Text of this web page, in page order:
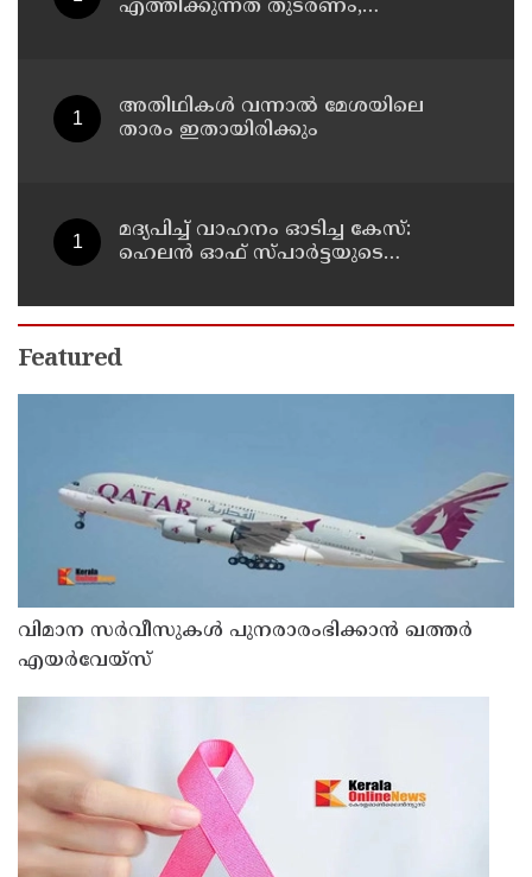
എത്തിക്കുന്നത് തുടരണം,
പ്രതിപക്ഷ നേതാവ് പിണറായി
വിജയൻ
അതിഥികൾ വന്നാൽ മേശയിലെ
താരം ഇതായിരിക്കും
മദ്യപിച്ച് വാഹനം ഓടിച്ച കേസ്:
ഹെലൻ ഓഫ് സ്പാർട്ടയുടെ
Featured
വിമാന സര്‍വീസുകള്‍ പുനരാരംഭിക്കാന്‍ ഖത്തര്‍
എയര്‍വേയ്‌സ്